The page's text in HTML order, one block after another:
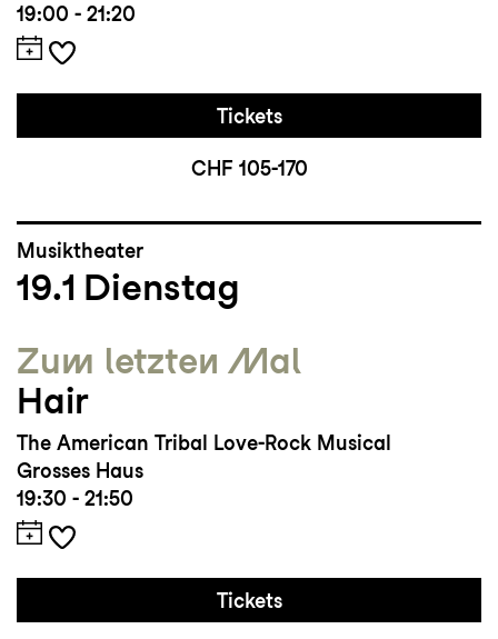
19:00 - 21:20
Tickets
CHF 105-170
Musiktheater
19.1 Dienstag
Zum letzten Mal
Hair
The American Tribal Love-Rock Musical
Grosses Haus
19:30 - 21:50
Tickets